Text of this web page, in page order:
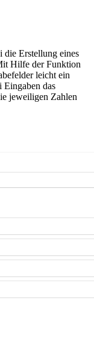
die Erstellung eines
Hilfe der Funktion
leicht ein
Eingaben das
jeweiligen Zahlen